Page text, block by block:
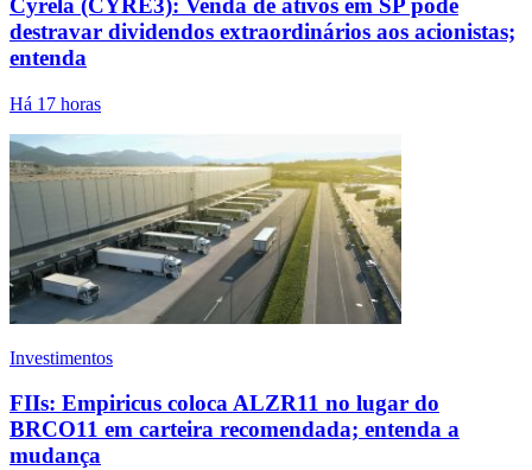
Cyrela (CYRE3): Venda de ativos em SP pode
destravar dividendos extraordinários aos acionistas;
entenda
Há 17 horas
Investimentos
FIIs: Empiricus coloca ALZR11 no lugar do
BRCO11 em carteira recomendada; entenda a
mudança